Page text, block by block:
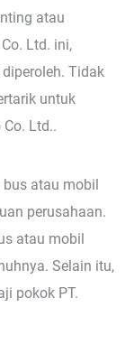
atau
Ltd. ini,
Tidak
untuk
Ltd..
atau mobil
perusahaan.
atau mobil
Selain itu,
pokok PT.